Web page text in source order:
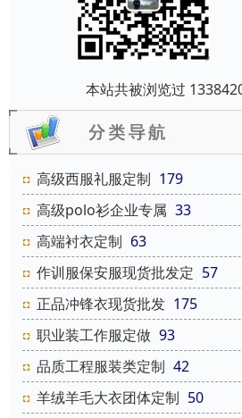
本站共被浏览过
高级西服礼服定制 179
高级polo衫企业专属 33
高端衬衣定制 63
作训服保安服现货批发定 57
正品冲锋衣现货批发 175
职业装工作服定做 93
品质工程服装类定制 42
羊绒羊毛大衣团体定制 50